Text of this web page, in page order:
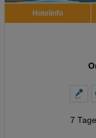
Hotelinfo
7 Tage